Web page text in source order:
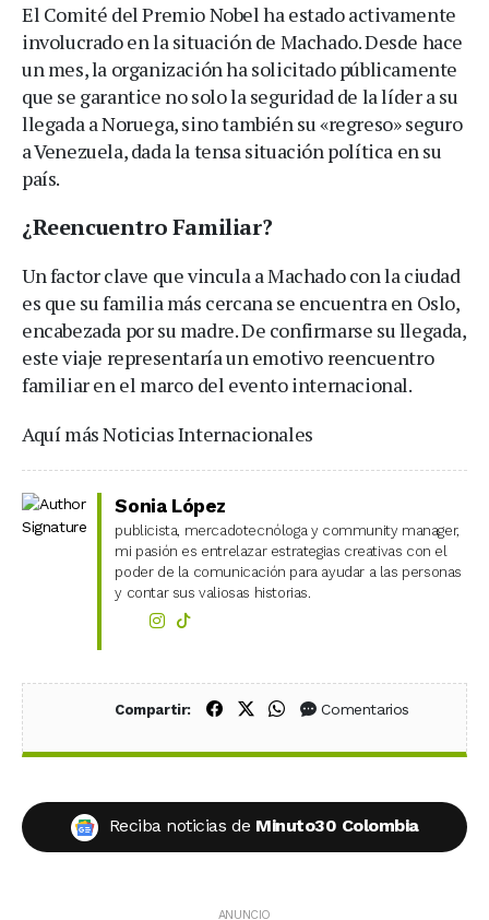
El Comité del Premio Nobel ha estado activamente
involucrado en la situación de Machado. Desde hace
un mes, la organización ha solicitado públicamente
que se garantice no solo la seguridad de la líder a su
llegada a Noruega, sino también su «regreso» seguro
a Venezuela, dada la tensa situación política en su
país.
¿Reencuentro Familiar?
Un factor clave que vincula a Machado con la ciudad
es que su familia más cercana se encuentra en Oslo,
encabezada por su madre. De confirmarse su llegada,
este viaje representaría un emotivo reencuentro
familiar en el marco del evento internacional.
Aquí más Noticias Internacionales
Sonia López
publicista, mercadotecnóloga y community manager,
mi pasión es entrelazar estrategias creativas con el
poder de la comunicación para ayudar a las personas
y contar sus valiosas historias.
Compartir: Compartir en Facebook
Compartir en X (Twitter)
Compartir en WhatsApp
Comentarios
Reciba noticias de Minuto30 Colombia
ANUNCIO